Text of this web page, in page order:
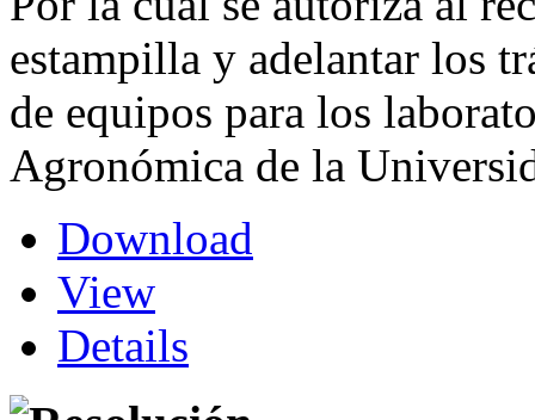
estampilla y adelantar los
de equipos para los
Agronómica de la
Download
View
Details